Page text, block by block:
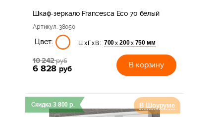
Шкаф-зеркало Francesca Eco 70 белый
Артикул: 38050
Цвет: ШхГхВ: 700х 200х 750 мм
10 242руб
6 828 руб В корзину
Скидка 3 800 р. В Шоуруме